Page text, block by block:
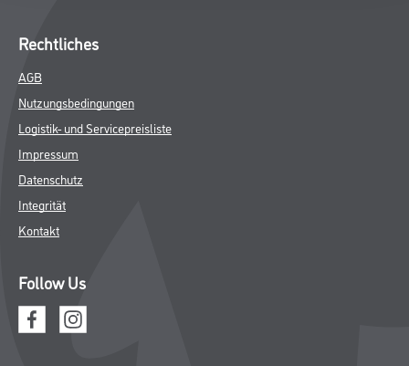
Rechtliches
AGB
Nutzungsbedingungen
Logistik- und Servicepreisliste
Impressum
Datenschutz
Integrität
Kontakt
Follow Us